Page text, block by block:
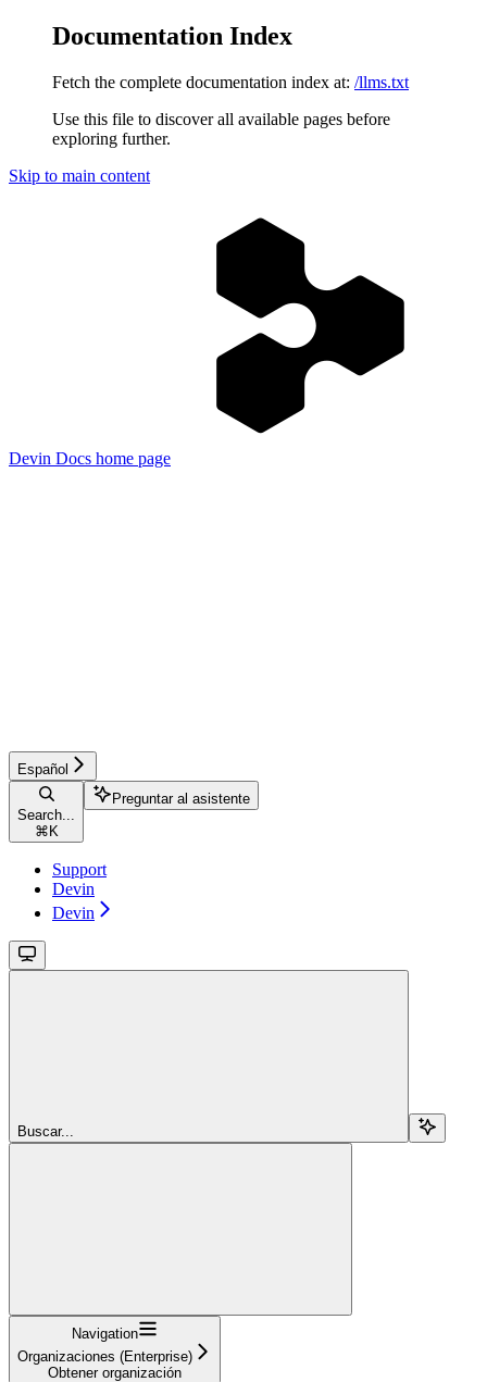
Documentation Index
Fetch the complete documentation index at: /llms.txt
Use this file to discover all available pages before
exploring further.
Skip to main content
Devin Docs home page
Español
Search...
⌘ K
Preguntar al asistente
Support
Devin
Devin
Buscar...
Navigation
Organizaciones (Enterprise)
Obtener organización